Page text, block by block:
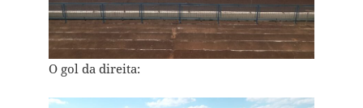
O gol da direita: